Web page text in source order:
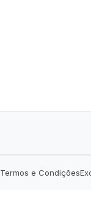
Termos e Condições